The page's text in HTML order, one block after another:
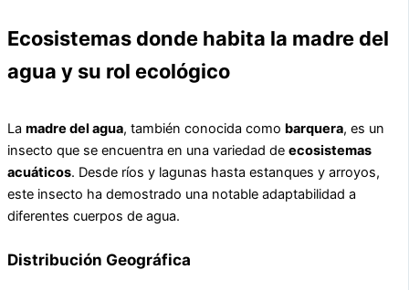
Ecosistemas donde habita la madre del
agua y su rol ecológico
La madre del agua, también conocida como barquera, es un
insecto que se encuentra en una variedad de ecosistemas
acuáticos. Desde ríos y lagunas hasta estanques y arroyos,
este insecto ha demostrado una notable adaptabilidad a
diferentes cuerpos de agua.
Distribución Geográfica